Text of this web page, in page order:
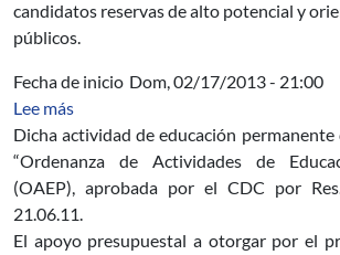
candidatos reservas de alto potencial y
públicos.
Fecha de inicio Dom, 02/17/2013 - 21:00
Lee mássobre Actividades y cursos
Dicha actividad de educación
“Ordenanza de Actividades de
(OAEP), aprobada por el CDC por
21.06.11.
El apoyo presupuestal a otorgar por el